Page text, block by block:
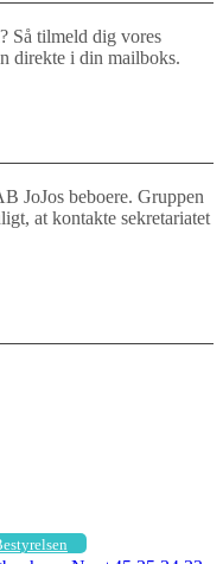
Så tilmeld dig vores
direkte i din mailboks.
JoJos beboere. Gruppen
at kontakte sekretariatet